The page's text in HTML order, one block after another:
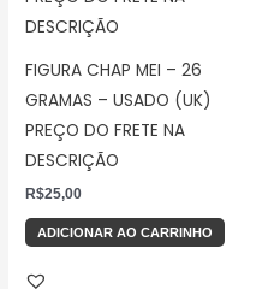
FIGURA CHAP MEI – 26
GRAMAS – USADO (UK)
PREÇO DO FRETE NA
DESCRIÇÃO
R$25,00
ADICIONAR AO CARRINHO